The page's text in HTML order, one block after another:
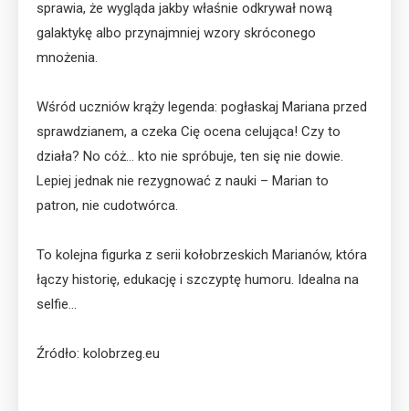
sprawia, że wygląda jakby właśnie odkrywał nową
galaktykę albo przynajmniej wzory skróconego
mnożenia.
Wśród uczniów krąży legenda: pogłaskaj Mariana przed
sprawdzianem, a czeka Cię ocena celująca! Czy to
działa? No cóż… kto nie spróbuje, ten się nie dowie.
Lepiej jednak nie rezygnować z nauki – Marian to
patron, nie cudotwórca.
To kolejna figurka z serii kołobrzeskich Marianów, która
łączy historię, edukację i szczyptę humoru. Idealna na
selfie...
Źródło: kolobrzeg.eu